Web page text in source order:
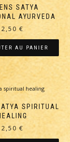
SATYA
AYURVEDA
2,50€
AU PANIER
SPIRITUAL
2,50 €